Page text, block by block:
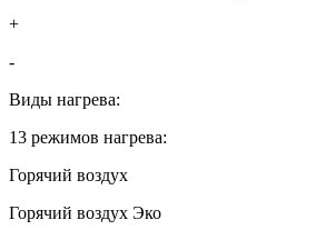
+
-
Виды нагрева:
13 режимов нагрева:
Горячий воздух
Горячий воздух Эко